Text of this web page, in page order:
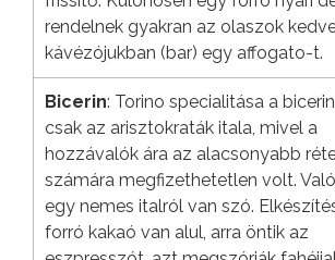
rendelnek gyakran az olaszok
kávézójukban (bar) egy affogato-t.
Bicerin: Torino specialitása a
csak az arisztokraták itala, mivel a
hozzávalók ára az alacsonyabb
számára megfizethetetlen volt.
egy nemes italról van szó.
forró kakaó van alul, arra öntik az